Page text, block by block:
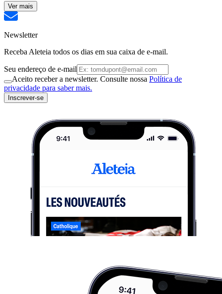
Ver mais
Newsletter
Receba Aleteia todos os dias em sua caixa de e-mail.
Seu endereço de e-mail
Aceito receber a newsletter. Consulte nossa Política de
privacidade para saber mais.
Inscrever-se